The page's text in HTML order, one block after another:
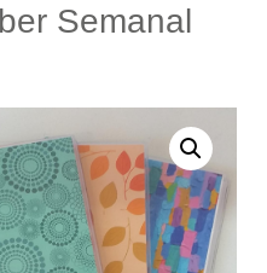
Semanal